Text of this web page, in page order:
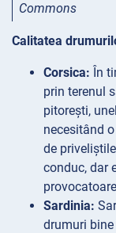
Commons
Calitatea
Corsica: În
prin terenul
pitorești,
necesitând
de
conduc, dar
Sardinia:
drumuri